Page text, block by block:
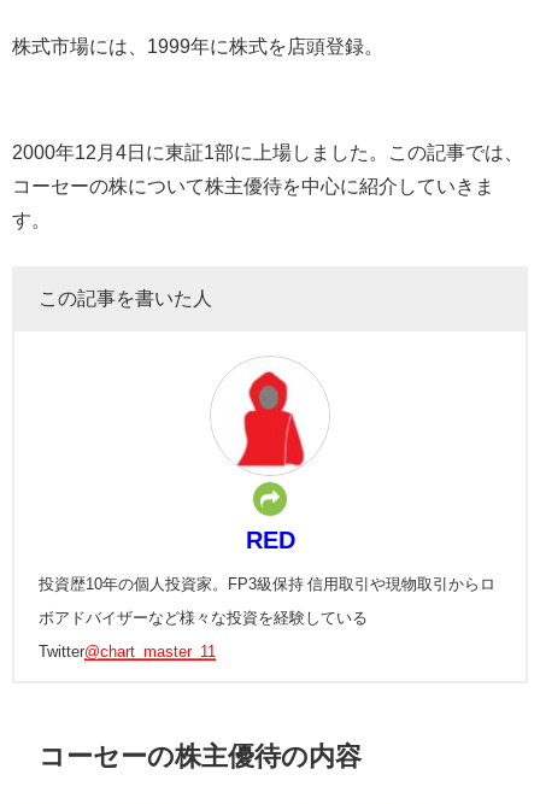
株式市場には、 1999年に株式を店頭登録。
2000年12 月 4日に東証1 部に上場しました。この記事では、
コーセーの株について株主優待を中心に紹介していきま
す。
この記事を書いた人
RED
投資歴10年の個人投資家。FP3級保持 信用取引や現物取引からロ
ボアドバイザーなど様々な投資を経験している
Twitter@chart_master_11
コーセーの株主優待の内容